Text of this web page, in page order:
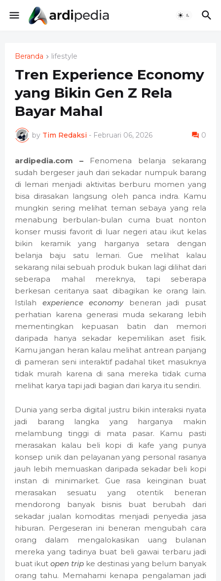
Beranda lifestyle
Tren Experience Economy
yang Bikin Gen Z Rela
Bayar Mahal
by Tim Redaksi - Februari 06, 2026 0
ardipedia.com – Fenomena belanja sekarang
sudah bergeser jauh dari sekadar numpuk barang
di lemari menjadi aktivitas berburu momen yang
bisa dirasakan langsung oleh panca indra. Kamu
mungkin sering melihat teman sebaya yang rela
menabung berbulan-bulan cuma buat nonton
konser musisi favorit di luar negeri atau ikut kelas
bikin keramik yang harganya setara dengan
belanja baju satu lemari. Gue melihat kalau
sekarang nilai sebuah produk bukan lagi dilihat dari
seberapa mahal mereknya, tapi seberapa
berkesan ceritanya saat dibagikan ke orang lain.
Istilah experience economybeneran jadi pusat
perhatian karena generasi muda sekarang lebih
mementingkan kepuasan batin dan memori
daripada hanya sekadar kepemilikan aset fisik.
Kamu jangan heran kalau melihat antrean panjang
di pameran seni interaktif padahal tiket masuknya
tidak murah karena di sana mereka tidak cuma
melihat karya tapi jadi bagian dari karya itu sendiri.
Dunia yang serba digital justru bikin interaksi nyata
jadi barang langka yang harganya makin
melambung tinggi di mata pasar. Kamu pasti
merasakan kalau beli kopi di kafe yang punya
konsep unik dan pelayanan yang personal rasanya
jauh lebih memuaskan daripada sekadar beli kopi
instan di minimarket. Gue rasa keinginan buat
merasakan sesuatu yang otentik beneran
mendorong banyak bisnis buat berubah dari
sekadar jualan komoditas menjadi penyedia jasa
hiburan. Pergeseran ini beneran mengubah cara
orang dalam mengalokasikan uang bulanan
mereka yang tadinya buat beli gawai terbaru jadi
buat ikut open trip ke destinasi yang belum banyak
orang tahu. Memahami kenapa pengalaman jadi